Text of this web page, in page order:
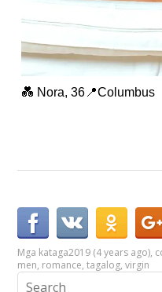
💑 Nora, 36📍Columbus
Mga kataga2019 (4 years ago),
men, romance,tagalog,virgin